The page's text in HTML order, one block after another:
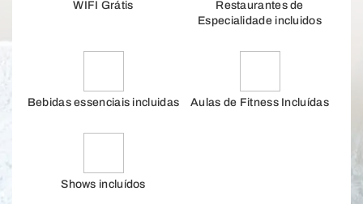
WIFI Grátis
Restaurantes de
Especialidade incluidos
Bebidas essenciais incluidas Aulas de Fitness Incluídas
Shows incluídos